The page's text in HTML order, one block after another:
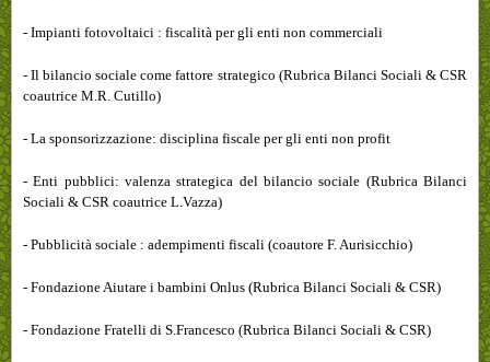
- Impianti fotovoltaici : fiscalità per gli enti non commerciali
- Il bilancio sociale come fattore strategico (Rubrica Bilanci Sociali & CSR
coautrice M.R. Cutillo)
- La sponsorizzazione: disciplina fiscale per gli enti non profit
- Enti pubblici: valenza strategica del bilancio sociale (Rubrica Bilanci
Sociali & CSR coautrice L.Vazza)
- Pubblicità sociale : adempimenti fiscali (coautore F. Aurisicchio)
- Fondazione Aiutare i bambini Onlus (Rubrica Bilanci Sociali & CSR)
- Fondazione Fratelli di S.Francesco (Rubrica Bilanci Sociali & CSR)